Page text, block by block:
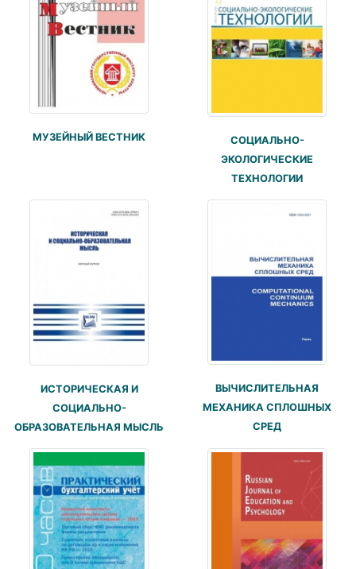
МУЗЕЙНЫЙ ВЕСТНИК
СОЦИАЛЬНО-
ЭКОЛОГИЧЕСКИЕ
ТЕХНОЛОГИИ
ИСТОРИЧЕСКАЯ И
СОЦИАЛЬНО-
ОБРАЗОВАТЕЛЬНАЯ МЫСЛЬ
ВЫЧИСЛИТЕЛЬНАЯ
МЕХАНИКА СПЛОШНЫХ
СРЕД